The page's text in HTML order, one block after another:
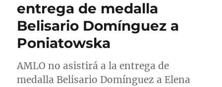
o
e
l
a
s
entrega de medalla
Belisario Domínguez a
Poniatowska
AMLO no asistirá a la entrega de
medalla Belisario Domínguez a Elena